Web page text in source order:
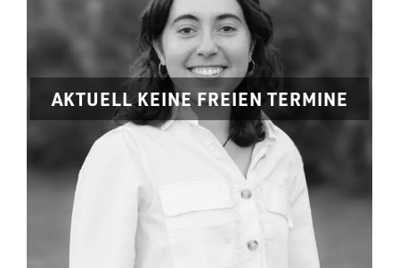
AKTUELL KEINE FREIEN TERMINE